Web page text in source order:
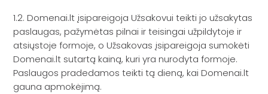
1.2. Domenai.lt įsipareigoja Užsakovui teikti jo užsakytas
paslaugas, pažymėtas pilnai ir teisingai užpildytoje ir
atsiųstoje formoje, o Užsakovas įsipareigoja sumokėti
Domenai.lt sutartą kainą, kuri yra nurodyta formoje.
Paslaugos pradedamos teikti tą dieną, kai Domenai.lt
gauna apmokėjimą.